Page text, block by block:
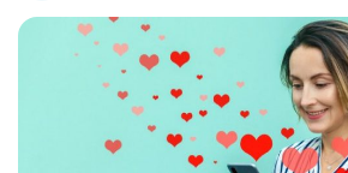
Relaciones